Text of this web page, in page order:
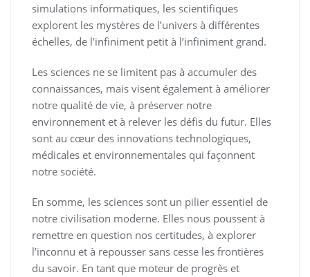
simulations informatiques, les scientifiques
explorent les mystères de l’univers à différentes
échelles, de l’infiniment petit à l’infiniment grand.
Les sciences ne se limitent pas à accumuler des
connaissances, mais visent également à améliorer
notre qualité de vie, à préserver notre
environnement et à relever les défis du futur. Elles
sont au cœur des innovations technologiques,
médicales et environnementales qui façonnent
notre société.
En somme, les sciences sont un pilier essentiel de
notre civilisation moderne. Elles nous poussent à
remettre en question nos certitudes, à explorer
l’inconnu et à repousser sans cesse les frontières
du savoir. En tant que moteur de progrès et